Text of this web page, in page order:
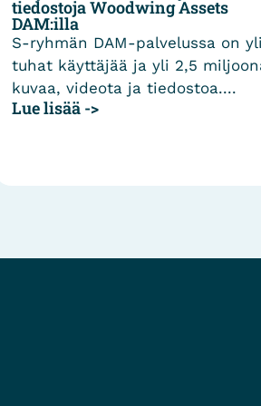
Assets
palvelussa on yli
ja yli 2,5 miljoonaa
ja tiedostoa....